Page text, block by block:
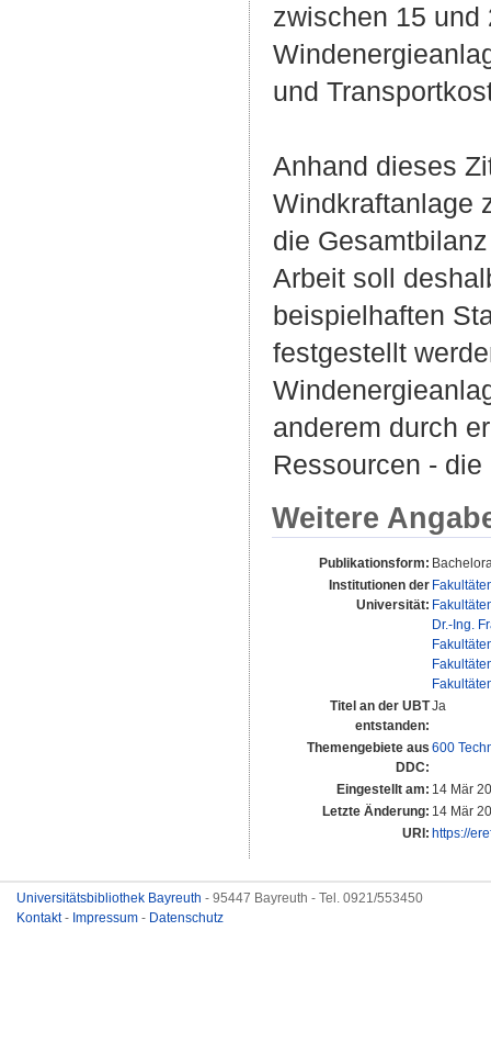
zwischen 15 und
und
Anhand dieses
Windkraftanlage
die
Arbeit soll
beispielhaften
festgestellt
anderem durch
Ressourcen -
Weitere
Publikationsform:
Institutionen der
Universität:
Dr.-Ing.
Titel an der UBT
entstanden:
Ja
Themengebiete aus
DDC:
600
Eingestellt am: 14 Mär
Letzte Änderung: 14 Mär
URI: https://
Universitätsbibliothek Bayreuth - 95447 Bayreuth - Tel. 0921/553450
Kontakt- Impressum - Datenschutz